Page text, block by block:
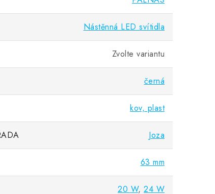
Nástěnná LED svítidla
Zvolte variantu
černá
kov, plast
Joza
63 mm
20 W, 24 W